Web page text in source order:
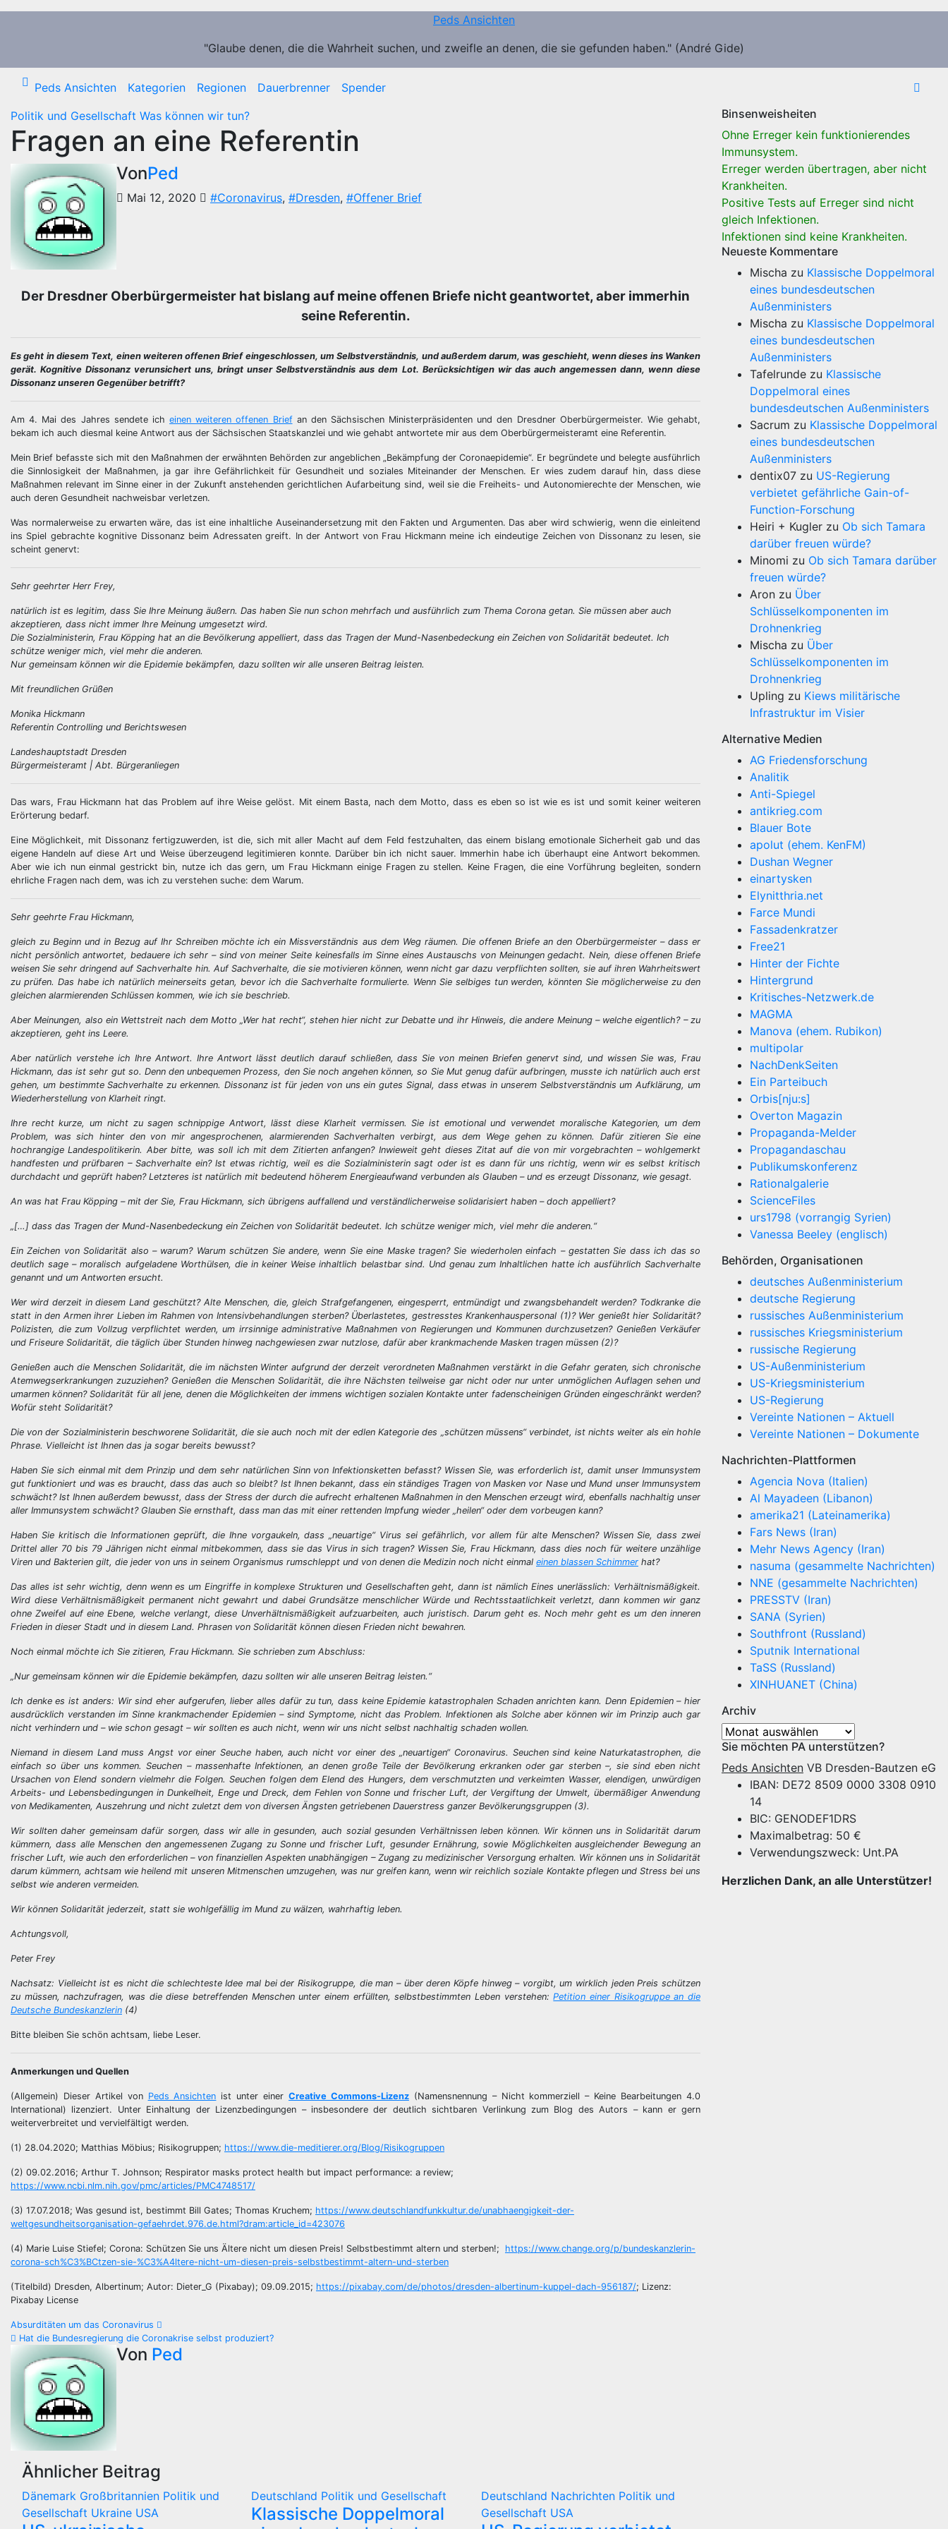
Zum
Peds Ansichten
"Glaube denen, die die Wahrheit suchen, und zweifle an denen, die sie gefunden haben." (André Gide)
Peds Ansichten Kategorien Regionen Dauerbrenner
Spender
Politik und Gesellschaft Was können wir tun?
Fragen an eine Referentin
VonPed
Mai 12, 2020 #Coronavirus, #Dresden, #Offener Brief
Der Dresdner Oberbürgermeister hat bislang auf meine offenen Briefe nicht geantwortet, aber immerhin
seine Referentin.
Es geht in diesem Text, einen weiteren offenen Brief eingeschlossen, um Selbstverständnis, und außerdem darum, was geschieht, wenn dieses ins Wanken
gerät. Kognitive Dissonanz verunsichert uns, bringt unser Selbstverständnis aus dem Lot. Berücksichtigen wir das auch angemessen dann, wenn diese
Dissonanz unseren Gegenüber betrifft?
Am 4. Mai des Jahres sendete icheinen weiteren offenen Briefan den Sächsischen Ministerpräsidenten und den Dresdner Oberbürgermeister. Wie gehabt,
bekam ich auch diesmal keine Antwort aus der Sächsischen Staatskanzlei und wie gehabt antwortete mir aus dem Oberbürgermeisteramt eine Referentin.
Mein Brief befasste sich mit den Maßnahmen der erwähnten Behörden zur angeblichen „Bekämpfung der Coronaepidemie“. Er begründete und belegte ausführlich
die Sinnlosigkeit der Maßnahmen, ja gar ihre Gefährlichkeit für Gesundheit und soziales Miteinander der Menschen. Er wies zudem darauf hin, dass diese
Maßnahmen relevant im Sinne einer in der Zukunft anstehenden gerichtlichen Aufarbeitung sind, weil sie die Freiheits- und Autonomierechte der Menschen, wie
auch deren Gesundheit nachweisbar verletzen.
Was normalerweise zu erwarten wäre, das ist eine inhaltliche Auseinandersetzung mit den Fakten und Argumenten. Das aber wird schwierig, wenn die einleitend
ins Spiel gebrachte kognitive Dissonanz beim Adressaten greift. In der Antwort von Frau Hickmann meine ich eindeutige Zeichen von Dissonanz zu lesen, sie
scheint genervt:
Sehr geehrter Herr Frey,
natürlich ist es legitim, dass Sie Ihre Meinung äußern. Das haben Sie nun schon mehrfach und ausführlich zum Thema Corona getan. Sie müssen aber auch
akzeptieren, dass nicht immer Ihre Meinung umgesetzt wird.
Die Sozialministerin, Frau Köpping hat an die Bevölkerung appelliert, dass das Tragen der Mund-Nasenbedeckung ein Zeichen von Solidarität bedeutet. Ich
schütze weniger mich, viel mehr die anderen.
Nur gemeinsam können wir die Epidemie bekämpfen, dazu sollten wir alle unseren Beitrag leisten.
Mit freundlichen Grüßen
Monika Hickmann
Referentin Controlling und Berichtswesen
Landeshauptstadt Dresden
Bürgermeisteramt | Abt. Bürgeranliegen
Das wars, Frau Hickmann hat das Problem auf ihre Weise gelöst. Mit einem Basta, nach dem Motto, dass es eben so ist wie es ist und somit keiner weiteren
Erörterung bedarf.
Eine Möglichkeit, mit Dissonanz fertigzuwerden, ist die, sich mit aller Macht auf dem Feld festzuhalten, das einem bislang emotionale Sicherheit gab und das
eigene Handeln auf diese Art und Weise überzeugend legitimieren konnte. Darüber bin ich nicht sauer. Immerhin habe ich überhaupt eine Antwort bekommen.
Aber wie ich nun einmal gestrickt bin, nutze ich das gern, um Frau Hickmann einige Fragen zu stellen. Keine Fragen, die eine Vorführung begleiten, sondern
ehrliche Fragen nach dem, was ich zu verstehen suche: dem Warum.
Sehr geehrte Frau Hickmann,
gleich zu Beginn und in Bezug auf Ihr Schreiben möchte ich ein Missverständnis aus dem Weg räumen. Die offenen Briefe an den Oberbürgermeister – dass er
nicht persönlich antwortet, bedauere ich sehr – sind von meiner Seite keinesfalls im Sinne eines Austauschs von Meinungen gedacht. Nein, diese offenen Briefe
weisen Sie sehr dringend auf Sachverhalte hin. Auf Sachverhalte, die sie motivieren können, wenn nicht gar dazu verpflichten sollten, sie auf ihren Wahrheitswert
zu prüfen. Das habe ich natürlich meinerseits getan, bevor ich die Sachverhalte formulierte. Wenn Sie selbiges tun werden, könnten Sie möglicherweise zu den
gleichen alarmierenden Schlüssen kommen, wie ich sie beschrieb.
Aber Meinungen, also ein Wettstreit nach dem Motto „Wer hat recht“, stehen hier nicht zur Debatte und ihr Hinweis, die andere Meinung – welche eigentlich? – zu
akzeptieren, geht ins Leere.
Aber natürlich verstehe ich Ihre Antwort. Ihre Antwort lässt deutlich darauf schließen, dass Sie von meinen Briefen genervt sind, und wissen Sie was, Frau
Hickmann, das ist sehr gut so. Denn den unbequemen Prozess, den Sie noch angehen können, so Sie Mut genug dafür aufbringen, musste ich natürlich auch erst
gehen, um bestimmte Sachverhalte zu erkennen. Dissonanz ist für jeden von uns ein gutes Signal, dass etwas in unserem Selbstverständnis um Aufklärung, um
Wiederherstellung von Klarheit ringt.
Ihre recht kurze, um nicht zu sagen schnippige Antwort, lässt diese Klarheit vermissen. Sie ist emotional und verwendet moralische Kategorien, um dem
Problem, was sich hinter den von mir angesprochenen, alarmierenden Sachverhalten verbirgt, aus dem Wege gehen zu können. Dafür zitieren Sie eine
hochrangige Landespolitikerin. Aber bitte, was soll ich mit dem Zitierten anfangen? Inwieweit geht dieses Zitat auf die von mir vorgebrachten – wohlgemerkt
handfesten und prüfbaren – Sachverhalte ein? Ist etwas richtig, weil es die Sozialministerin sagt oder ist es dann für uns richtig, wenn wir es selbst kritisch
durchdacht und geprüft haben? Letzteres ist natürlich mit bedeutend höherem Energieaufwand verbunden als Glauben – und es erzeugt Dissonanz, wie gesagt.
An was hat Frau Köpping – mit der Sie, Frau Hickmann, sich übrigens auffallend und verständlicherweise solidarisiert haben – doch appelliert?
„[…] dass das Tragen der Mund-Nasenbedeckung ein Zeichen von Solidarität bedeutet. Ich schütze weniger mich, viel mehr die anderen.“
Ein Zeichen von Solidarität also – warum? Warum schützen Sie andere, wenn Sie eine Maske tragen? Sie wiederholen einfach – gestatten Sie dass ich das so
deutlich sage – moralisch aufgeladene Worthülsen, die in keiner Weise inhaltlich belastbar sind. Und genau zum Inhaltlichen hatte ich ausführlich Sachverhalte
genannt und um Antworten ersucht.
Wer wird derzeit in diesem Land geschützt? Alte Menschen, die, gleich Strafgefangenen, eingesperrt, entmündigt und zwangsbehandelt werden? Todkranke die
statt in den Armen ihrer Lieben im Rahmen von Intensivbehandlungen sterben? Überlastetes, gestresstes Krankenhauspersonal (1)? Wer genießt hier Solidarität?
Polizisten, die zum Vollzug verpflichtet werden, um irrsinnige administrative Maßnahmen von Regierungen und Kommunen durchzusetzen? Genießen Verkäufer
und Friseure Solidarität, die täglich über Stunden hinweg nachgewiesen zwar nutzlose, dafür aber krankmachende Masken tragen müssen (2)?
Genießen auch die Menschen Solidarität, die im nächsten Winter aufgrund der derzeit verordneten Maßnahmen verstärkt in die Gefahr geraten, sich chronische
Atemwegserkrankungen zuzuziehen? Genießen die Menschen Solidarität, die ihre Nächsten teilweise gar nicht oder nur unter unmöglichen Auflagen sehen und
umarmen können? Solidarität für all jene, denen die Möglichkeiten der immens wichtigen sozialen Kontakte unter fadenscheinigen Gründen eingeschränkt werden?
Wofür steht Solidarität?
Die von der Sozialministerin beschworene Solidarität, die sie auch noch mit der edlen Kategorie des „schützen müssens“ verbindet, ist nichts weiter als ein hohle
Phrase. Vielleicht ist Ihnen das ja sogar bereits bewusst?
Haben Sie sich einmal mit dem Prinzip und dem sehr natürlichen Sinn von Infektionsketten befasst? Wissen Sie, was erforderlich ist, damit unser Immunsystem
gut funktioniert und was es braucht, dass das auch so bleibt? Ist Ihnen bekannt, dass ein ständiges Tragen von Masken vor Nase und Mund unser Immunsystem
schwächt? Ist Ihnen außerdem bewusst, dass der Stress der durch die aufrecht erhaltenen Maßnahmen in den Menschen erzeugt wird, ebenfalls nachhaltig unser
aller Immunsystem schwächt? Glauben Sie ernsthaft, dass man das mit einer rettenden Impfung wieder „heilen“ oder dem vorbeugen kann?
Haben Sie kritisch die Informationen geprüft, die Ihne vorgaukeln, dass „neuartige“ Virus sei gefährlich, vor allem für alte Menschen? Wissen Sie, dass zwei
Drittel aller 70 bis 79 Jährigen nicht einmal mitbekommen, dass sie das Virus in sich tragen? Wissen Sie, Frau Hickmann, dass dies noch für weitere unzählige
Viren und Bakterien gilt, die jeder von uns in seinem Organismus rumschleppt und von denen die Medizin noch nicht einmal einen blassen Schimmer hat?
Das alles ist sehr wichtig, denn wenn es um Eingriffe in komplexe Strukturen und Gesellschaften geht, dann ist nämlich Eines unerlässlich: Verhältnismäßigkeit.
Wird diese Verhältnismäßigkeit permanent nicht gewahrt und dabei Grundsätze menschlicher Würde und Rechtsstaatlichkeit verletzt, dann kommen wir ganz
ohne Zweifel auf eine Ebene, welche verlangt, diese Unverhältnismäßigkeit aufzuarbeiten, auch juristisch. Darum geht es. Noch mehr geht es um den inneren
Frieden in dieser Stadt und in diesem Land. Phrasen von Solidarität können diesen Frieden nicht bewahren.
Noch einmal möchte ich Sie zitieren, Frau Hickmann. Sie schrieben zum Abschluss:
„Nur gemeinsam können wir die Epidemie bekämpfen, dazu sollten wir alle unseren Beitrag leisten.“
Ich denke es ist anders: Wir sind eher aufgerufen, lieber alles dafür zu tun, dass keine Epidemie katastrophalen Schaden anrichten kann. Denn Epidemien – hier
ausdrücklich verstanden im Sinne krankmachender Epidemien – sind Symptome, nicht das Problem. Infektionen als Solche aber können wir im Prinzip auch gar
nicht verhindern und – wie schon gesagt – wir sollten es auch nicht, wenn wir uns nicht selbst nachhaltig schaden wollen.
Niemand in diesem Land muss Angst vor einer Seuche haben, auch nicht vor einer des „neuartigen“ Coronavirus. Seuchen sind keine Naturkatastrophen, die
einfach so über uns kommen. Seuchen – massenhafte Infektionen, an denen große Teile der Bevölkerung erkranken oder gar sterben –, sie sind eben nicht
Ursachen von Elend sondern vielmehr die Folgen. Seuchen folgen dem Elend des Hungers, dem verschmutzten und verkeimten Wasser, elendigen, unwürdigen
Arbeits- und Lebensbedingungen in Dunkelheit, Enge und Dreck, dem Fehlen von Sonne und frischer Luft, der Vergiftung der Umwelt, übermäßiger Anwendung
von Medikamenten, Auszehrung und nicht zuletzt dem von diversen Ängsten getriebenen Dauerstress ganzer Bevölkerungsgruppen (3).
Wir sollten daher gemeinsam dafür sorgen, dass wir alle in gesunden, auch sozial gesunden Verhältnissen leben können. Wir können uns in Solidarität darum
kümmern, dass alle Menschen den angemessenen Zugang zu Sonne und frischer Luft, gesunder Ernährung, sowie Möglichkeiten ausgleichender Bewegung an
frischer Luft, wie auch den erforderlichen – von finanziellen Aspekten unabhängigen – Zugang zu medizinischer Versorgung erhalten. Wir können uns in Solidarität
darum kümmern, achtsam wie heilend mit unseren Mitmenschen umzugehen, was nur greifen kann, wenn wir reichlich soziale Kontakte pflegen und Stress bei uns
selbst wie anderen vermeiden.
Wir können Solidarität jederzeit, statt sie wohlgefällig im Mund zu wälzen, wahrhaftig leben.
Achtungsvoll,
Peter Frey
Nachsatz: Vielleicht ist es nicht die schlechteste Idee mal bei der Risikogruppe, die man – über deren Köpfe hinweg – vorgibt, um wirklich jeden Preis schützen
zu müssen, nachzufragen, was die diese betreffenden Menschen unter einem erfüllten, selbstbestimmten Leben verstehen:Petition einer Risikogruppe an die
Deutsche Bundeskanzlerin (4)
Bitte bleiben Sie schön achtsam, liebe Leser.
Anmerkungen und Quellen
(Allgemein) Dieser Artikel von Peds Ansichten ist unter einerCreative Commons-Lizenz(Namensnennung – Nicht kommerziell – Keine Bearbeitungen 4.0
International) lizenziert. Unter Einhaltung der Lizenzbedingungen – insbesondere der deutlich sichtbaren Verlinkung zum Blog des Autors – kann er gern
weiterverbreitet und vervielfältigt werden.
(1) 28.04.2020; Matthias Möbius; Risikogruppen; https://www.die-meditierer.org/Blog/Risikogruppen
(2) 09.02.2016; Arthur T. Johnson; Respirator masks protect health but impact performance: a review;
https://www.ncbi.nlm.nih.gov/pmc/articles/PMC4748517/
(3) 17.07.2018; Was gesund ist, bestimmt Bill Gates; Thomas Kruchem; https://www.deutschlandfunkkultur.de/unabhaengigkeit-der-
weltgesundheitsorganisation-gefaehrdet.976.de.html?dram:article_id=423076
(4) Marie Luise Stiefel; Corona: Schützen Sie uns Ältere nicht um diesen Preis! Selbstbestimmt altern und sterben!; https://www.change.org/p/bundeskanzlerin-
corona-sch%C3%BCtzen-sie-%C3%A4ltere-nicht-um-diesen-preis-selbstbestimmt-altern-und-sterben
(Titelbild) Dresden, Albertinum; Autor: Dieter_G (Pixabay); 09.09.2015; https://pixabay.com/de/photos/dresden-albertinum-kuppel-dach-956187/; Lizenz:
Pixabay License
Beitragsnavigation
Absurditäten um das Coronavirus
Hat die Bundesregierung die Coronakrise selbst produziert?
Von Ped
Ähnlicher Beitrag
Dänemark Großbritannien Politik und
Gesellschaft Ukraine USA
Deutschland Politik und Gesellschaft
Klassische Doppelmoral
Deutschland Nachrichten Politik und
Gesellschaft USA
Binsenweisheiten
Ohne Erreger kein funktionierendes
Immunsystem.
Erreger werden übertragen, aber nicht
Krankheiten.
Positive Tests auf Erreger sind nicht
gleich Infektionen.
Infektionen sind keine Krankheiten.
Neueste Kommentare
Mischa zu Klassische Doppelmoral
eines bundesdeutschen
Außenministers
Mischa zu Klassische Doppelmoral
eines bundesdeutschen
Außenministers
Tafelrunde zu Klassische
Doppelmoral eines
bundesdeutschen Außenministers
Sacrum zu Klassische Doppelmoral
eines bundesdeutschen
Außenministers
dentix07 zu US-Regierung
verbietet gefährliche Gain-of-
Function-Forschung
Heiri + Kugler zu Ob sich Tamara
darüber freuen würde?
Minomi zu Ob sich Tamara darüber
freuen würde?
Aron zu Über
Schlüsselkomponenten im
Drohnenkrieg
Mischa zu Über
Schlüsselkomponenten im
Drohnenkrieg
Upling zu Kiews militärische
Infrastruktur im Visier
Alternative Medien
AG Friedensforschung
Analitik
Anti-Spiegel
antikrieg.com
Blauer Bote
apolut (ehem. KenFM)
Dushan Wegner
einartysken
Elynitthria.net
Farce Mundi
Fassadenkratzer
Free21
Hinter der Fichte
Hintergrund
Kritisches-Netzwerk.de
MAGMA
Manova (ehem. Rubikon)
multipolar
NachDenkSeiten
Ein Parteibuch
Orbis[nju:s]
Overton Magazin
Propaganda-Melder
Propagandaschau
Publikumskonferenz
Rationalgalerie
ScienceFiles
urs1798 (vorrangig Syrien)
Vanessa Beeley (englisch)
Behörden, Organisationen
deutsches Außenministerium
deutsche Regierung
russisches Außenministerium
russisches Kriegsministerium
russische Regierung
US-Außenministerium
US-Kriegsministerium
US-Regierung
Vereinte Nationen – Aktuell
Vereinte Nationen – Dokumente
Nachrichten-Plattformen
Agencia Nova (Italien)
Al Mayadeen (Libanon)
amerika21 (Lateinamerika)
Fars News (Iran)
Mehr News Agency (Iran)
nasuma (gesammelte Nachrichten)
NNE (gesammelte Nachrichten)
PRESSTV (Iran)
SANA (Syrien)
Southfront (Russland)
Sputnik International
TaSS (Russland)
XINHUANET (China)
Archiv
Archiv
Sie möchten PA unterstützen?
Peds Ansichten VB Dresden-Bautzen eG
IBAN: DE72 8509 0000 3308 0910
14
BIC: GENODEF1DRS
Maximalbetrag: 50 €
Verwendungszweck: Unt.PA
Herzlichen Dank, an alle Unterstützer!